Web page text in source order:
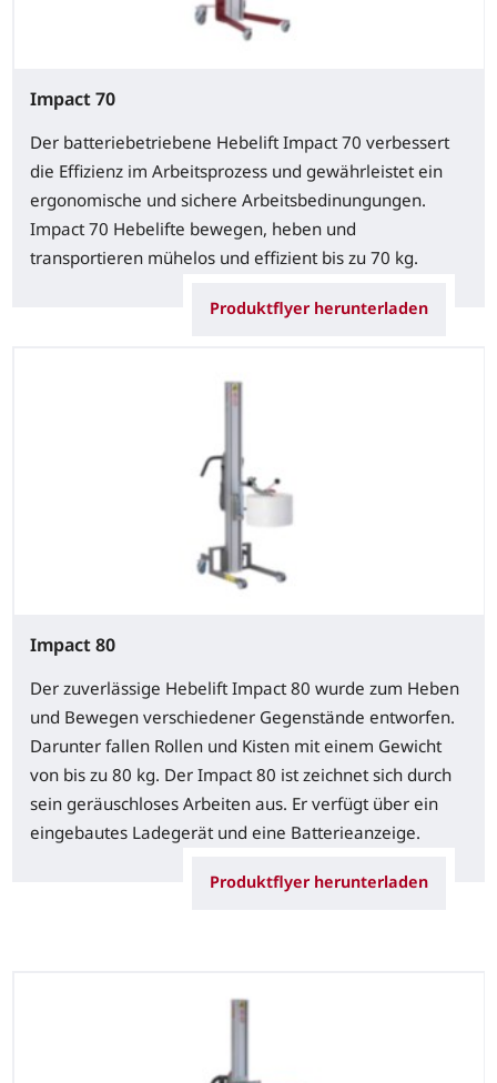
Impact 70
Der batteriebetriebene Hebelift Impact 70 verbessert
die Effizienz im Arbeitsprozess und gewährleistet ein
ergonomische und sichere Arbeitsbedinungungen.
Impact 70 Hebelifte bewegen, heben und
transportieren mühelos und effizient bis zu 70 kg.
Produktflyer herunterladen
Impact 80
Der zuverlässige Hebelift Impact 80 wurde zum Heben
und Bewegen verschiedener Gegenstände entworfen.
Darunter fallen Rollen und Kisten mit einem Gewicht
von bis zu 80 kg. Der Impact 80 ist zeichnet sich durch
sein geräuschloses Arbeiten aus. Er verfügt über ein
eingebautes Ladegerät und eine Batterieanzeige.
Produktflyer herunterladen